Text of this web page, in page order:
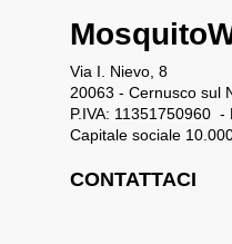
Via I. Nievo, 8
20063 - Cernusco sul
P.IVA: 11351750960 -
Capitale sociale
CONTATTACI